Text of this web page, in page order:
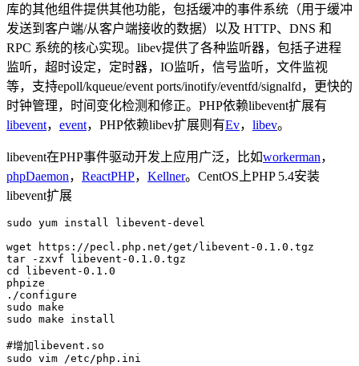
库的其他组件提供其他功能，包括缓冲的事件系统（用于缓冲
发送到客户端/从客户端接收的数据）以及 HTTP、DNS 和
RPC 系统的核心实现。libev提供了各种监听器，包括子进程
监听，超时设定，定时器，IO监听，信号监听，文件监视
等，支持epoll/kqueue/event ports/inotify/eventfd/signalfd，更快的
时钟管理，时间变化检测和修正。PHP依赖libevent扩展有
libevent， event，PHP依赖libev扩展则有Ev， libev。
libevent在PHP事件驱动开发上应用广泛，比如workerman，
phpDaemon， ReactPHP， Kellner。CentOS上PHP 5.4安装
libevent扩展
sudo yum install libevent-devel
wget https://pecl.php.net/get/libevent-0.1.0.tgz
tar -zxvf libevent-0.1.0.tgz
cd libevent-0.1.0
phpize
./configure
sudo make
sudo make install
#增加libevent.so
sudo vim /etc/php.ini